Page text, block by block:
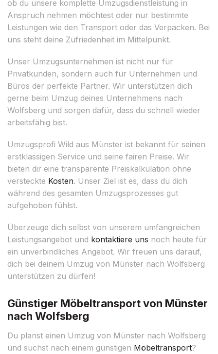
ob du unsere komplette Umzugsdienstleistung in
Anspruch nehmen möchtest oder nur bestimmte
Leistungen wie den Transport oder das Verpacken. Bei
uns steht deine Zufriedenheit im Mittelpunkt.
Unser Umzugsunternehmen ist nicht nur für
Privatkunden, sondern auch für Unternehmen und
Büros der perfekte Partner. Wir unterstützen dich
gerne beim Umzug deines Unternehmens nach
Wolfsberg und sorgen dafür, dass du schnell wieder
arbeitsfähig bist.
Umzugsprofi Wild aus Münster ist bekannt für seinen
erstklassigen Service und seine fairen Preise. Wir
bieten dir eine transparente Preiskalkulation ohne
versteckte Kosten. Unser Ziel ist es, dass du dich
während des gesamten Umzugsprozesses gut
aufgehoben fühlst.
Überzeuge dich selbst von unserem umfangreichen
Leistungsangebot und kontaktiere uns noch heute für
ein unverbindliches Angebot. Wir freuen uns darauf,
dich bei deinem Umzug von Münster nach Wolfsberg
unterstützen zu dürfen!
Günstiger Möbeltransport von Münster
nach Wolfsberg
Du planst einen Umzug von Münster nach Wolfsberg
und suchst nach einem günstigen Möbeltransport?